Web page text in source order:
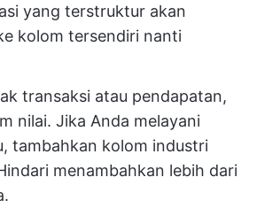
yang terstruktur akan
kolom tersendiri nanti
transaksi atau pendapatan,
nilai. Jika Anda melayani
tambahkan kolom industri
menambahkan lebih dari